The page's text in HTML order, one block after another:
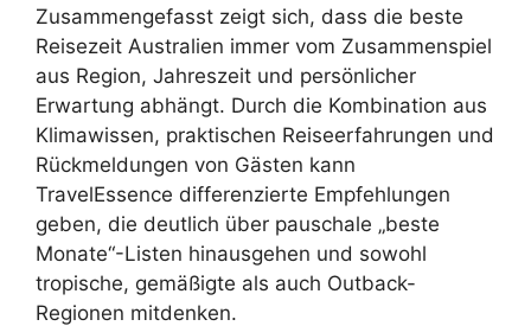
Zusammengefasst zeigt sich, dass die beste
Reisezeit Australien immer vom Zusammenspiel
aus Region, Jahreszeit und persönlicher
Erwartung abhängt. Durch die Kombination aus
Klimawissen, praktischen Reiseerfahrungen und
Rückmeldungen von Gästen kann
TravelEssence differenzierte Empfehlungen
geben, die deutlich über pauschale „beste
Monate“-Listen hinausgehen und sowohl
tropische, gemäßigte als auch Outback-
Regionen mitdenken.